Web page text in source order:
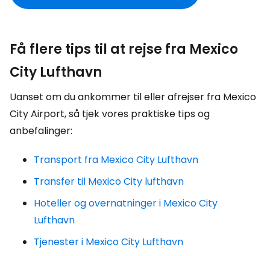
Få flere tips til at rejse fra Mexico
City Lufthavn
Uanset om du ankommer til eller afrejser fra Mexico
City Airport, så tjek vores praktiske tips og
anbefalinger:
Transport fra Mexico City Lufthavn
Transfer til Mexico City lufthavn
Hoteller og overnatninger i Mexico City
Lufthavn
Tjenester i Mexico City Lufthavn